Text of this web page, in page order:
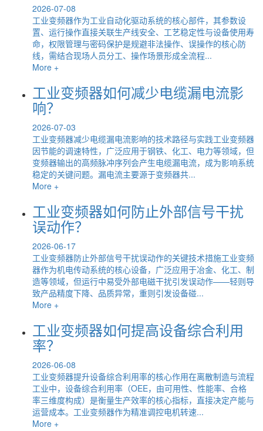
2026-07-08
工业变频器作为工业自动化驱动系统的核心部件，其参数设
置、运行操作直接关联生产线安全、工艺稳定性与设备使用寿
命，权限管理与密码保护是规避非法操作、误操作的核心防
线，需结合现场人员分工、操作场景形成全流程...
More +
工业变频器如何减少电缆漏电流影
响？
2026-07-03
工业变频器减少电缆漏电流影响的技术路径与实践工业变频器
因节能的调速特性，广泛应用于钢铁、化工、电力等领域，但
变频器输出的高频脉冲序列会产生电缆漏电流，成为影响系统
稳定的关键问题。漏电流主要源于变频器共...
More +
工业变频器如何防止外部信号干扰
误动作？
2026-06-17
工业变频器防止外部信号干扰误动作的关键技术措施工业变频
器作为机电传动系统的核心设备，广泛应用于冶金、化工、制
造等领域，但运行中易受外部电磁干扰引发误动作——轻则导
致产品精度下降、品质异常，重则引发设备碰...
More +
工业变频器如何提高设备综合利用
率？
2026-06-08
工业变频器提升设备综合利用率的核心作用在离散制造与流程
工业中，设备综合利用率（OEE，由可用性、性能率、合格
率三维度构成）是衡量生产效率的核心指标，直接决定产能与
运营成本。工业变频器作为精准调控电机转速...
More +